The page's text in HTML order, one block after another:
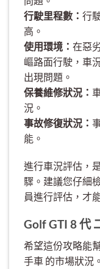
行駛里程數： 行
高。
使用環境： 在惡
嶇路面行駛，車
出現問題。
保養維修狀況：
況。
事故修復狀況：
能。
進行車況評估，
驟。建議您仔細
員進行評估，才
Golf GTI 8 代
希望這份攻略能
手車 的市場狀況